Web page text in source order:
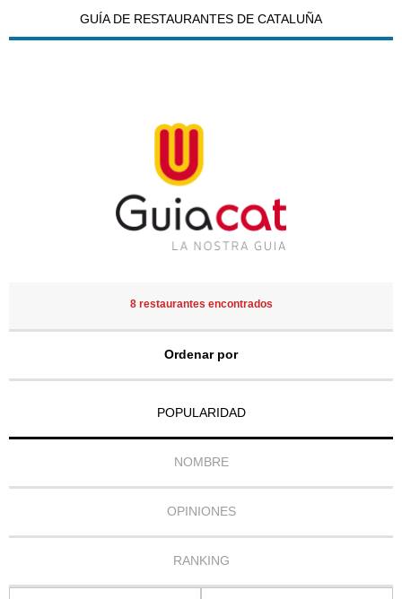
GUÍA DE RESTAURANTES DE CATALUÑA
8 restaurantes encontrados
Ordenar por
POPULARIDAD
NOMBRE
OPINIONES
RANKING